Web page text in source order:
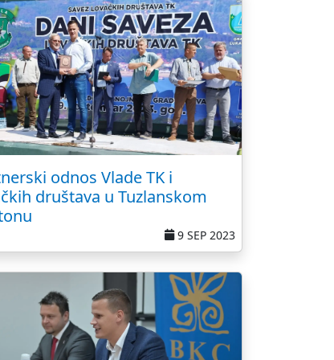
odnos Vlade TK i
društava u Tuzlanskom
9 SEP 2023